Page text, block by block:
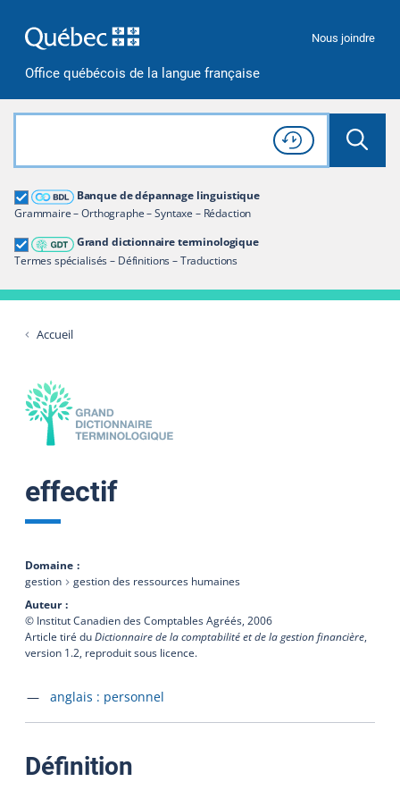
Office québécois de la langue française
Nous joindre
Rechercher dans tout le site
Lancer
Consulter l'
Historique
de recherche
Banque de dépannage linguistique
Grammaire – Orthographe – Syntaxe – Rédaction
Grand dictionnaire terminologique
Termes spécialisés – Définitions – Traductions
Grand dictionnaire terminologique
Restreindre aux termes
Accueil
effectif
Domaine
gestion
gestion des ressources humaines
Auteur
© Institut Canadien des Comptables Agréés, 2006
Article tiré duDictionnaire de la comptabilité et de la gestion financière,
version 1.2, reproduit sous licence.
Accéder à la fiche en
anglais : personnel
Définition